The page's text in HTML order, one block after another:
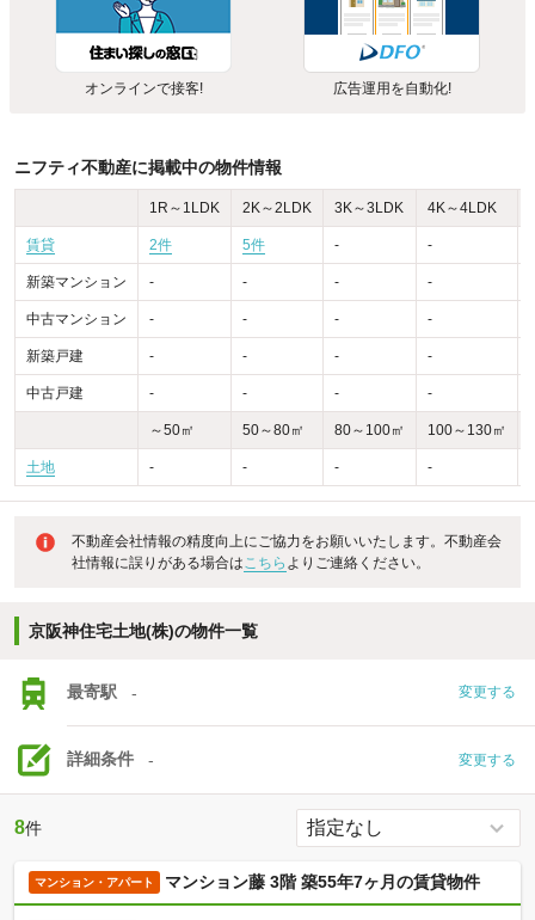
オンラインで接客! 広告運用を自動化!
ニフティ不動産に掲載中の物件情報
1R～1LDK 2K～2LDK 3K～3LDK 4K～4LDK
賃貸 2件 5件 - -
新築マンション - - - -
中古マンション - - - -
新築戸建 - - - -
中古戸建 - - - -
～50㎡ 50～80㎡ 80～100㎡ 100～130㎡
土地 - - - -
不動産会社情報の精度向上にご協力をお願いいたします。不動産会
社情報に誤りがある場合はこちら よりご連絡ください。
京阪神住宅土地(株)の物件一覧
最寄駅 - 変更する
詳細条件 - 変更する
8件
マンション・アパート マンション藤 3階 築55年7ヶ月の賃貸物件